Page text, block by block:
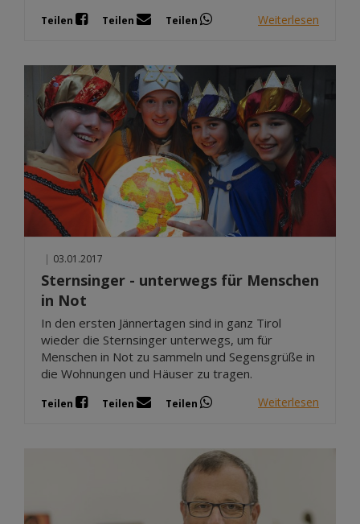
Teilen Teilen Teilen Weiterlesen
| 03.01.2017
Sternsinger - unterwegs für Menschen
in Not
In den ersten Jännertagen sind in ganz Tirol
wieder die Sternsinger unterwegs, um für
Menschen in Not zu sammeln und Segensgrüße in
die Wohnungen und Häuser zu tragen.
Teilen Teilen Teilen Weiterlesen